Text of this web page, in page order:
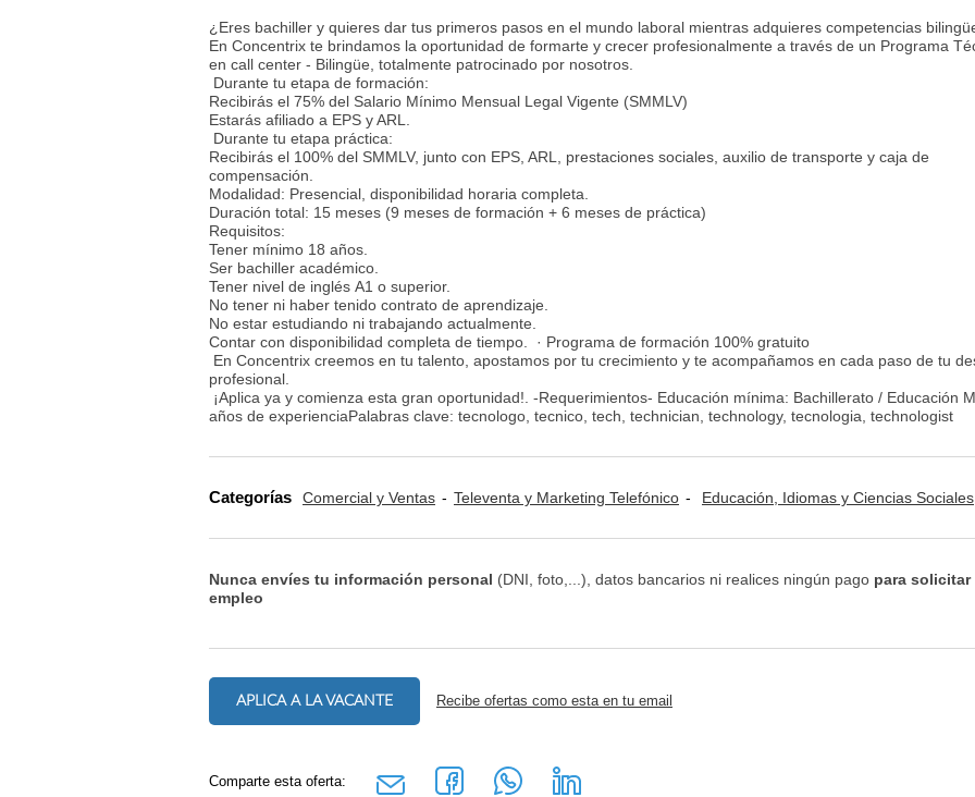
¿Eres bachiller y quieres dar tus primeros pasos en el mundo laboral mientras adquieres competencias
En Concentrix te brindamos la oportunidad de formarte y crecer profesionalmente a través de un Programa
en call center - Bilingüe, totalmente patrocinado por nosotros.
Durante tu etapa de formación:
Recibirás el 75% del Salario Mínimo Mensual Legal Vigente (SMMLV)
Estarás afiliado a EPS y ARL.
Durante tu etapa práctica:
Recibirás el 100% del SMMLV, junto con EPS, ARL, prestaciones sociales, auxilio de transporte y caja de
compensación.
Modalidad: Presencial, disponibilidad horaria completa.
Duración total: 15 meses (9 meses de formación + 6 meses de práctica)
Requisitos:
Tener mínimo 18 años.
Ser bachiller académico.
Tener nivel de inglés A1 o superior.
No tener ni haber tenido contrato de aprendizaje.
No estar estudiando ni trabajando actualmente.
Contar con disponibilidad completa de tiempo. · Programa de formación 100% gratuito
En Concentrix creemos en tu talento, apostamos por tu crecimiento y te acompañamos en cada paso de tu
profesional.
¡Aplica ya y comienza esta gran oportunidad!. -Requerimientos- Educación mínima: Bachillerato / Educación
años de experienciaPalabras clave: tecnologo, tecnico, tech, technician, technology, tecnologia, technologist
Categorías Comercial y Ventas Televenta y Marketing Telefónico Educación, Idiomas y Ciencias Sociales
Nunca envíes tu información personal (DNI, foto,...), datos bancarios ni realices ningún pago para solicitar
empleo
APLICA A LA VACANTE Recibe ofertas como esta en tu email
Comparte esta oferta: